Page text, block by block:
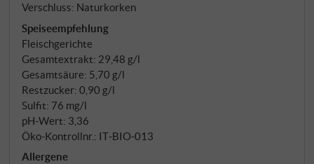
Verschluss: Naturkorken
Speiseempfehlung
Fleischgerichte
Gesamtextrakt: 29,48 g/l
Gesamtsäure: 5,70 g/l
Restzucker: 0,90 g/l
Sulfit: 76 mg/l
pH-Wert: 3,36
Öko-Kontrollnr.: IT‑BIO‑013
Allergene